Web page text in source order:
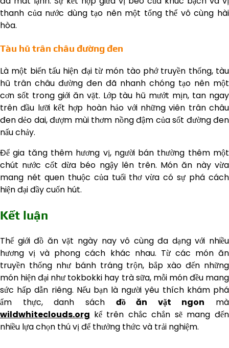
thanh của nước dùng tạo nên một tổng thể vô cùng hài
hòa.
Tàu hũ trân châu đường đen
Là một biến tấu hiện đại từ món tào phớ truyền thống, tàu
hũ trân châu đường đen đã nhanh chóng tạo nên một
cơn sốt trong giới ăn vặt. Lớp tàu hũ mướt mịn, tan ngay
trên đầu lưỡi kết hợp hoàn hảo với những viên trân châu
đen dẻo dai, đượm mùi thơm nồng đậm của sốt đường đen
nấu chảy.
Để gia tăng thêm hương vị, người bán thường thêm một
chút nước cốt dừa béo ngậy lên trên. Món ăn này vừa
mang nét quen thuộc của tuổi thơ vừa có sự phá cách
hiện đại đầy cuốn hút.
Kết luận
Thế giới đồ ăn vặt ngày nay vô cùng đa dạng với nhiều
hương vị và phong cách khác nhau. Từ các món ăn
truyền thống như bánh tráng trộn, bắp xào đến những
món hiện đại như tokbokki hay trà sữa, mỗi món đều mang
sức hấp dẫn riêng. Nếu bạn là người yêu thích khám phá
ẩm thực, danh sách đồ ăn vặt ngon mà
wildwhiteclouds.org kể trên chắc chắn sẽ mang đến
nhiều lựa chọn thú vị để thưởng thức và trải nghiệm.